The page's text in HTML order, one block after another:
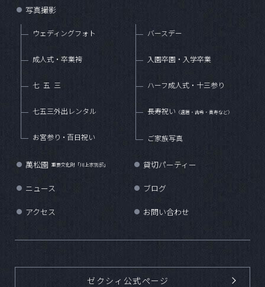
● 写真撮影
ウェディングフォト
成人式・卒業袴
七五三
七五三外出レンタル
お宮参り・ 百日祝い
バースデー
入園卒園・入学卒業
ハーフ成人式・十三参り
長寿祝い （還暦・古希・喜寿など）
ご家族写真
● 萬松園 重要文化財「川上家別邸」 ● 貸切パーティー
● ニュース ● ブログ
● アクセス ● お問い合わせ
ゼクシィ公式ページ